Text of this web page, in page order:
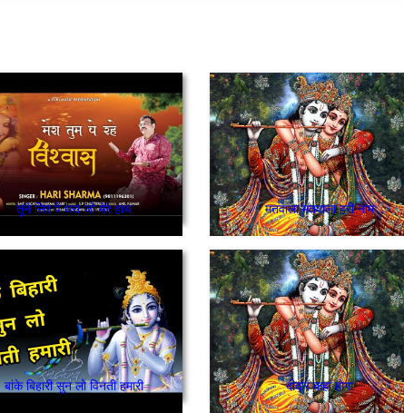
तूने सिर पे धरा जो मेरे हाथ मतवाला मतवाला हरी नाम
बांके बिहारी सुन लो विनती हमारी दीदार कहां होगा